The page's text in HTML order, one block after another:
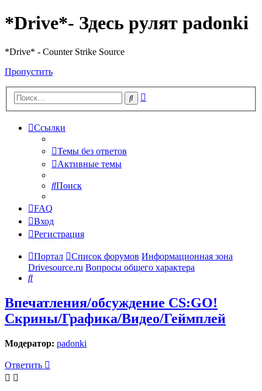
*Drive*- Здесь рулят padonki
*Drive* - Counter Strike Source
Пропустить
Поиск
Ссылки
Темы без ответов
Активные темы
Поиск
FAQ
Вход
Регистрация
Портал Список форумов Информационная зона
Drivesource.ru Вопросы общего характера
Поиск
Впечатления/обсуждение CS:GO!
Скрины/Графика/Видео/Геймплей
Модератор: padonki
Ответить